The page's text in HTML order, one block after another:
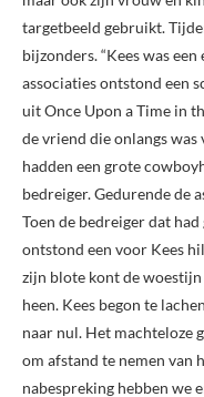
targetbeeld gebruikt.
bijzonders. “Kees was
associaties ontstond een
uit Once Upon a Time in
de vriend die onlangs
hadden een grote
bedreiger. Gedurende de
Toen de bedreiger dat had
ontstond een voor Kees
zijn blote kont de
heen. Kees begon te
naar nul. Het machteloze
om afstand te nemen van
nabespreking hebben we